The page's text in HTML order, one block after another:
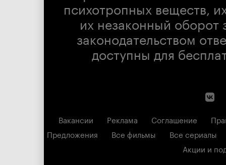
психотропных веществ,
их незаконный оборот
законодательством
доступны для
Вакансии Реклама Соглашение
Предложения
Все фильмы
Все сериалы
Акции и